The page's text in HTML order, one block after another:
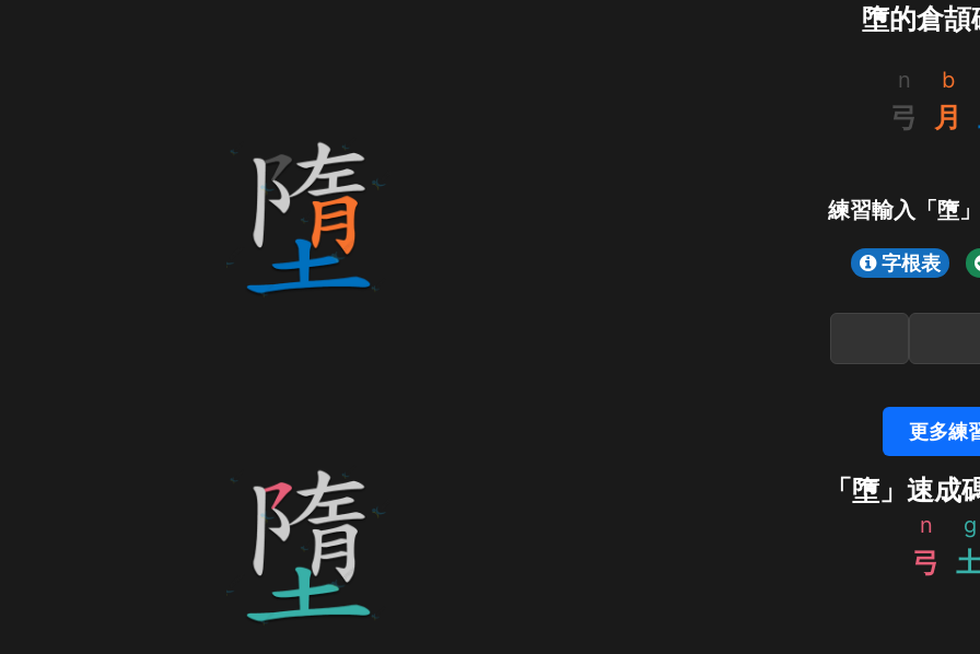
墮的倉頡
n
弓
b
月
練習輸入「墮
字根表
更多練
「墮」速成
n
弓
g